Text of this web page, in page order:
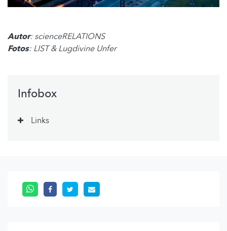
Autor: scienceRELATIONS
Fotos: LIST & Lugdivine Unfer
Infobox
Links